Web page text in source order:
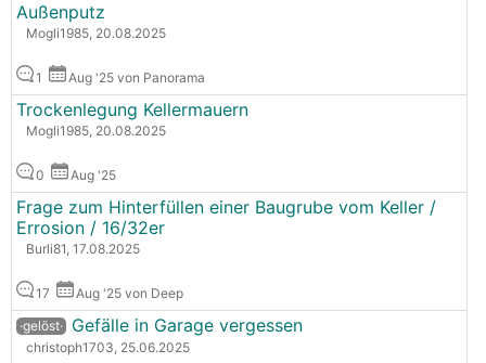
Außenputz
Mogli1985, 20.08.2025
1 Aug '25 von Panorama
Trockenlegung Kellermauern
Mogli1985, 20.08.2025
0 Aug '25
Frage zum Hinterfüllen einer Baugrube vom Keller /
Errosion / 16/32er
Burli81, 17.08.2025
17
Aug '25 von Deep
·gelöst· Gefälle in Garage vergessen
christoph1703, 25.06.2025